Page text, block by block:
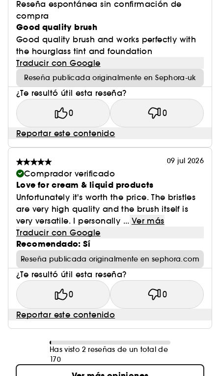
Reseña espontánea sin confirmación de
compra
Good quality brush
Good quality brush and works perfectly with
the hourglass tint and foundation
Traducir con Google
Reseña publicada originalmente en Sephora-uk
¿Te resultó útil esta reseña?
0 0
Reportar este contenido
09 jul 2026
Comprador verificado
Love for cream & liquid products
Unfortunately it's worth the price. The bristles
are very high quality and the brush itself is
very versatile. I personally ... Ver más
Traducir con Google
Recomendado: Sí
Reseña publicada originalmente en sephora.com
¿Te resultó útil esta reseña?
0 0
Reportar este contenido
Has visto 2 reseñas de un total de
170